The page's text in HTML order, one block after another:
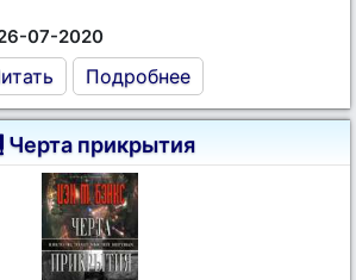
07-2020
Подробнее
Черта прикрытия